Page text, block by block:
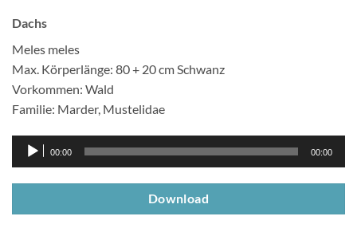
Dachs
Meles meles
Max. Körperlänge: 80 + 20 cm Schwanz
Vorkommen: Wald
Familie: Marder, Mustelidae
Audio-
Player
00:00 00:00
Download